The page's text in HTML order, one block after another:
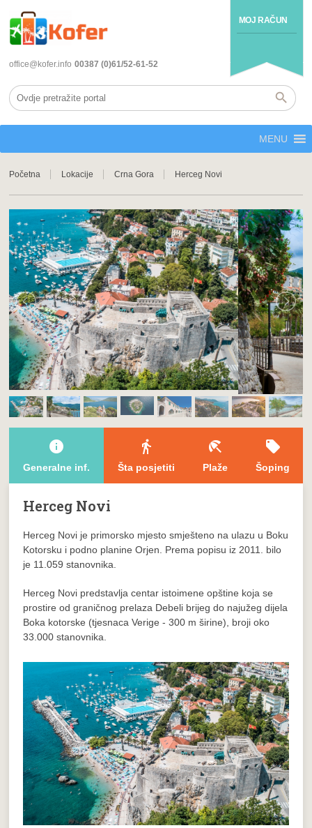
MOJ RAČUN
office@kofer.info 00387 (0)61/52-61-52
MENU
Početna Lokacije Crna Gora Herceg Novi
info
Generalne inf.
directions_walk
Šta posjetiti
beach_access
Plaže
local_offer
Šoping
Herceg Novi
Herceg Novi je primorsko mjesto smješteno na ulazu u Boku
Kotorsku i podno planine Orjen. Prema popisu iz 2011. bilo
je 11.059 stanovnika.
Herceg Novi predstavlja centar istoimene opštine koja se
prostire od graničnog prelaza Debeli brijeg do najužeg dijela
Boka kotorske (tjesnaca Verige - 300 m širine), broji oko
33.000 stanovnika.